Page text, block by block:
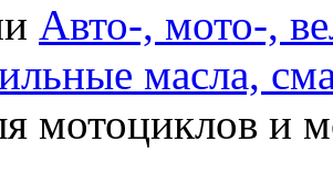
Авто-, мото-,
масла,
мотоциклов и